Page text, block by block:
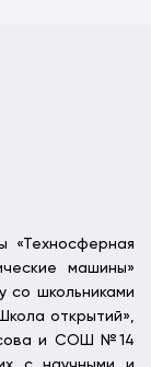
машины»
со школьниками
открытий»,
и СОШ №14